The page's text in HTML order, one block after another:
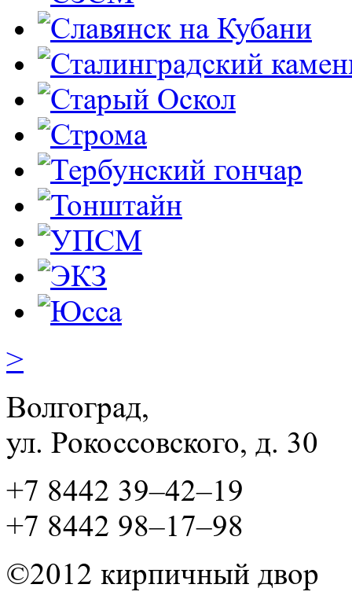
>
Волгоград,
ул. Рокосcовского, д. 30
+7 8442 39–42–19
+7 8442 98–17–98
©2012 кирпичный двор